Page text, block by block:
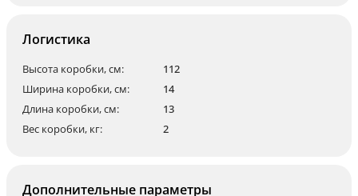
Логистика
Высота коробки, см:
112
Ширина коробки, см:
14
Длина коробки, см:
13
Вес коробки, кг:
2
Дополнительные параметры